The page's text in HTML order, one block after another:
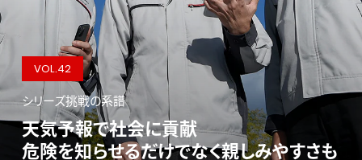
VOL.42
シリーズ挑戦の系譜
天気予報で社会に貢献
危険を知らせるだけでなく親しみやすさも